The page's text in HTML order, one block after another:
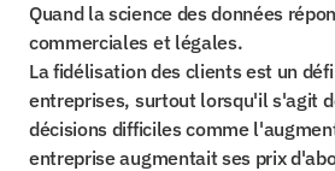
Quand la science des données
commerciales et légales.
La fidélisation des clients est un
entreprises, surtout lorsqu'il s'agit
décisions difficiles comme
entreprise augmentait ses prix